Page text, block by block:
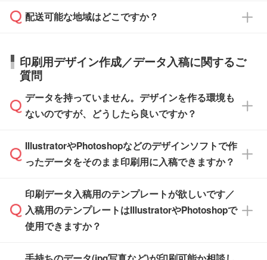
タッフまでお問い合わせください。
ル」に注文予定日をご入力いただくと、おおよ
その締切日や出荷目安をご確認いただけます。
品が決まりましたらお早めのご発注をお願いい
たします。
※土日祝日を除く営業日換算です。
※沖縄・離島は追加日数がかかります。
応が可能かご案内いたします。
す。>>対象商品はこちら
※最短出荷日は商品によって異なります。各商
品ページにてご確認ください
はできかねますので予めご了承ください。
商品によって異なります。各ページにある商品
す。(白箱、化粧箱、ブリスターパックなど)
【袋入り】 商品がひとつずつ袋に入っていま
す。(透明袋、デザイン袋など)
【個包装なし】 個包装がされていない状態で
※化粧箱から白箱への入れ替えや、オリジナル
箱の作成は原則承っておりません。
配送可能な地域はどこですか？
日本全国へお届けが可能です。なお、海外への
直接納品は行っておりませんので予めご了承く
ださい。
印刷用デザイン作成／データ入稿に関するご
質問
データを持っていません。デザインを作る環境も
ないのですが、どうしたら良いですか？
無料の「デザインシミュレーター」を使えば、
PCやスマホから簡単にデザインを作成できま
ザインソフトがなくても安心です。
また、「データ作成サービス
せいただければ、弊社にて無料でデザインデー
IllustratorやPhotoshopなどのデザインソフトで作
ったデータをそのまま印刷用に入稿できますか？
IllustratorやPhotoshop、CLIP STUDIOなどのデ
ザインソフトでこだわりのデザインを作成した
い方は、完全データ入稿
積・ご注文フォームにアップロードしてご入稿
印刷データ入稿用のテンプレートが欲しいです／
入稿用のテンプレートはIllustratorやPhotoshopで
使用できますか？